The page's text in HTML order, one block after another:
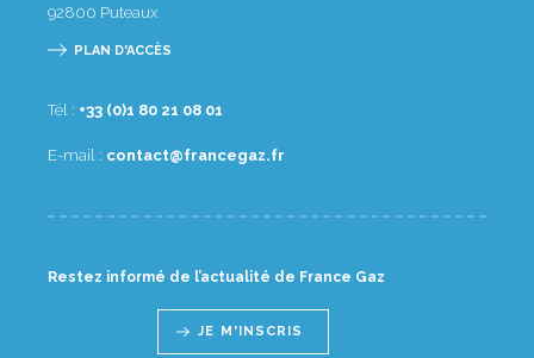
92800 Puteaux
PLAN D'ACCÈS
Tél : 10 80 12 08 1(0) 33+
E-mail : rf.zagecnarf@tcatnoc
Restez informé de l’actualité de France Gaz
JE M'INSCRIS